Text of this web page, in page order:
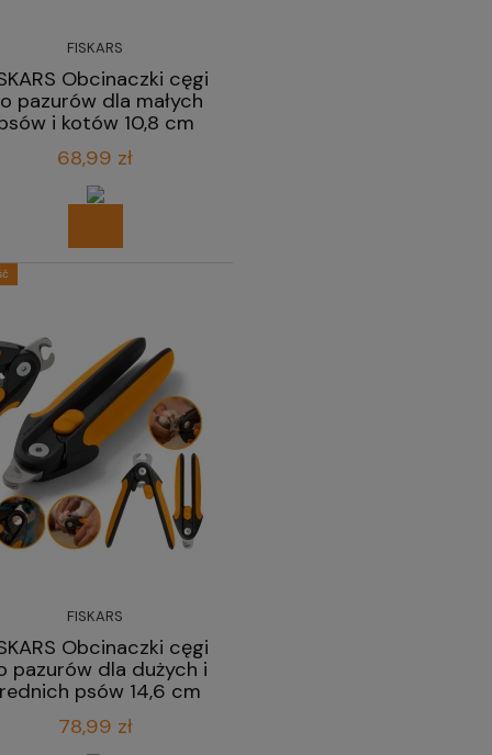
FISKARS
Obcinaczki cęgi
pazurów dla małych
i kotów 10,8 cm
68,99 zł
FISKARS
Obcinaczki cęgi
pazurów dla dużych i
psów 14,6 cm
78,99 zł